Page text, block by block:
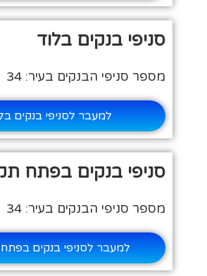
סניפי בנקים בלוד
מספר סניפי הבנקים בעיר: 34
למעבר לסניפי בנקים
סניפי בנקים בפתח
מספר סניפי הבנקים בעיר: 34
למעבר לסניפי בנקים